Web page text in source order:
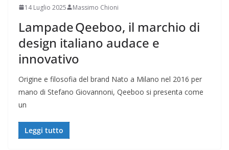
14 Luglio 2025 Massimo Chioni
Lampade Qeeboo, il marchio di
design italiano audace e
innovativo
Origine e filosofia del brand Nato a Milano nel 2016 per
mano di Stefano Giovannoni, Qeeboo si presenta come
un
Leggi tutto